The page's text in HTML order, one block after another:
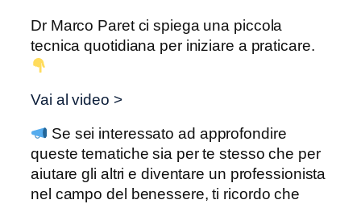
Dr Marco Paret ci spiega una piccola
tecnica quotidiana per iniziare a praticare.
Vai al video >
Se sei interessato ad approfondire
queste tematiche sia per te stesso che per
aiutare gli altri e diventare un professionista
nel campo del benessere, ti ricordo che